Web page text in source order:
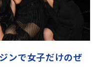
ンで女子だけのぜ